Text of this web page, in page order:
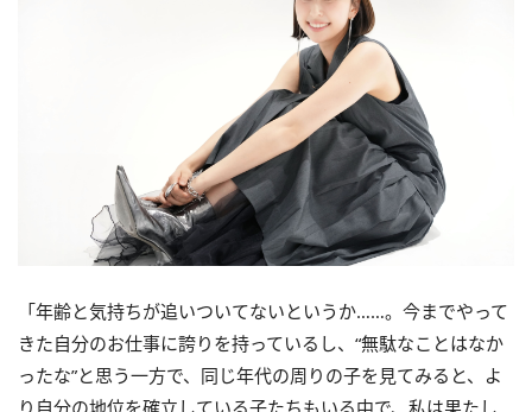
「年齢と気持ちが追いついてないというか……。今までやって
きた自分のお仕事に誇りを持っているし、“無駄なことはなか
ったな”と思う一方で、同じ年代の周りの子を見てみると、よ
り自分の地位を確立している子たちもいる中で、私は果たし